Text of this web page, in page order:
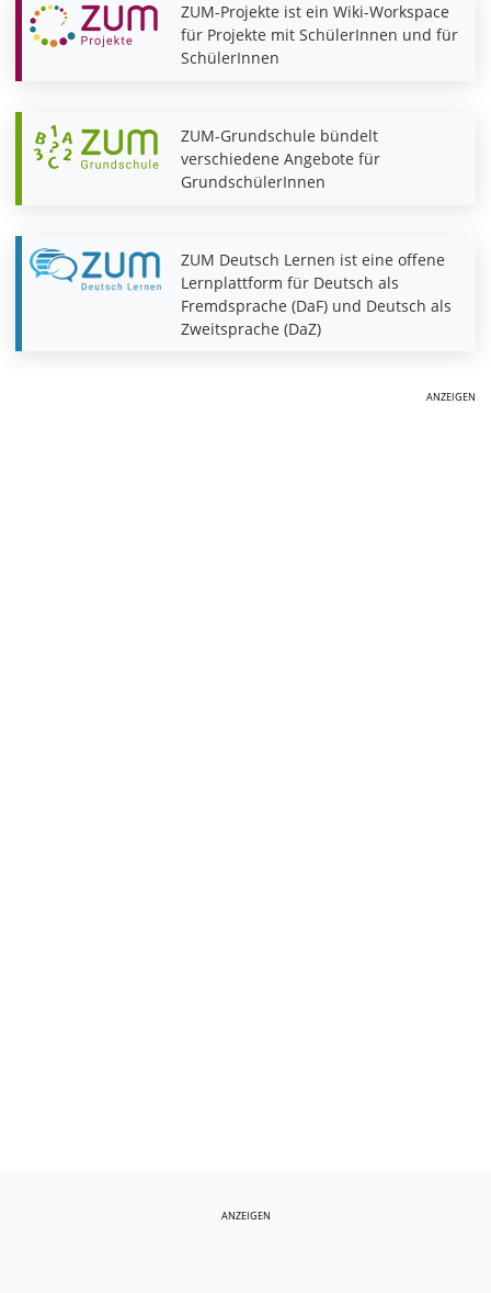
ZUM-Projekte ist ein Wiki-Workspace
für Projekte mit SchülerInnen und für
SchülerInnen
ZUM-Grundschule bündelt
verschiedene Angebote für
GrundschülerInnen
ZUM Deutsch Lernen ist eine offene
Lernplattform für Deutsch als
Fremdsprache (DaF) und Deutsch als
Zweitsprache (DaZ)
ANZEIGEN
ANZEIGEN